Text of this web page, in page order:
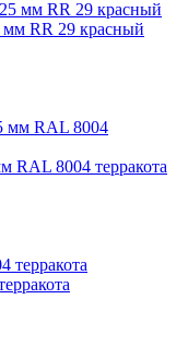
мм RR 29 красный
RAL 8004 терракота